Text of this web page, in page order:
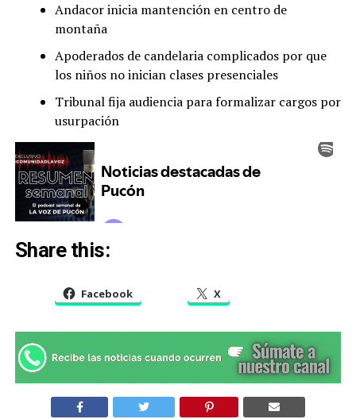
Andacor inicia mantención en centro de
montaña
Apoderados de candelaria complicados por que
los niños no inician clases presenciales
Tribunal fija audiencia para formalizar cargos por
usurpación
Share this:
Facebook X